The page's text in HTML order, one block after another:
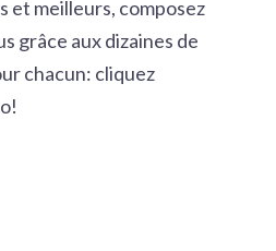
et meilleurs, composez
grâce aux dizaines de
chacun: cliquez